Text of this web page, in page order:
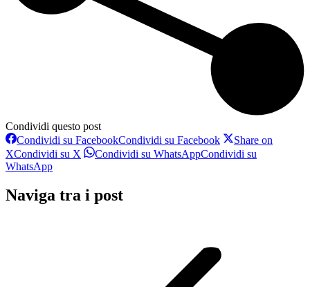
Condividi questo post
Condividi su FacebookCondividi su Facebook
Share on
XCondividi su X Condividi su WhatsAppCondividi su
WhatsApp
Naviga tra i post